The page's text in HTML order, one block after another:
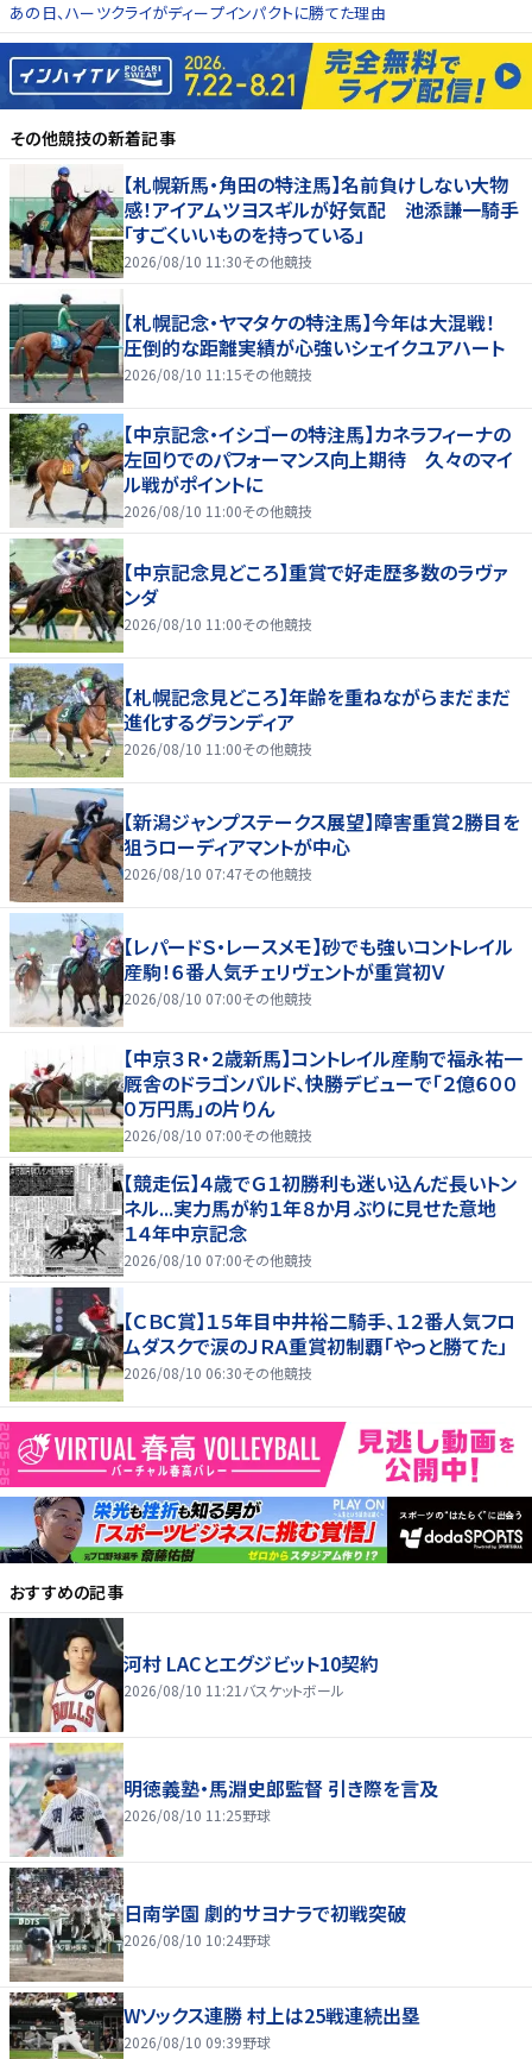
あの日、ハーツクライがディープインパクトに勝てた理由
その他競技の新着記事
【札幌新馬・角田の特注馬】名前負けしない大物
感！アイアムツヨスギルが好気配 池添謙一騎手
「すごくいいものを持っている」
2026/08/10 11:30その他競技
【札幌記念・ヤマタケの特注馬】今年は大混戦！
圧倒的な距離実績が心強いシェイクユアハート
2026/08/10 11:15その他競技
【中京記念・イシゴーの特注馬】カネラフィーナの
左回りでのパフォーマンス向上期待 久々のマイ
ル戦がポイントに
2026/08/10 11:00その他競技
【中京記念見どころ】重賞で好走歴多数のラヴァ
ンダ
2026/08/10 11:00その他競技
【札幌記念見どころ】年齢を重ねながらまだまだ
進化するグランディア
2026/08/10 11:00その他競技
【新潟ジャンプステークス展望】障害重賞２勝目を
狙うローディアマントが中心
2026/08/10 07:47その他競技
【レパードＳ・レースメモ】砂でも強いコントレイル
産駒！６番人気チェリヴェントが重賞初Ｖ
2026/08/10 07:00その他競技
【中京３Ｒ・２歳新馬】コントレイル産駒で福永祐一
厩舎のドラゴンバルド、快勝デビューで「２億６００
０万円馬」の片りん
2026/08/10 07:00その他競技
【競走伝】４歳でＧ１初勝利も迷い込んだ長いトン
ネル...実力馬が約１年８か月ぶりに見せた意地
１４年中京記念
2026/08/10 07:00その他競技
【ＣＢＣ賞】１５年目中井裕二騎手、１２番人気フロ
ムダスクで涙のＪＲＡ重賞初制覇「やっと勝てた」
2026/08/10 06:30その他競技
おすすめの記事
河村 LACとエグジビット10契約
2026/08/10 11:21 バスケットボール
明徳義塾・馬淵史郎監督 引き際を言及
2026/08/10 11:25野球
日南学園 劇的サヨナラで初戦突破
2026/08/10 10:24野球
Wソックス連勝 村上は25戦連続出塁
2026/08/10 09:39野球